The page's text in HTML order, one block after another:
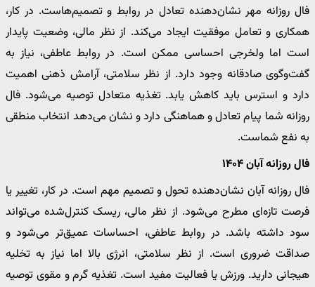
فال روزانه مهر نشان‌دهنده تعادل در روابط و تصمیم‌هاست. در کار،
همکاری و تعامل موفقیت ایجاد می‌کند. از نظر مالی، وضعیت پایدار
است اما ولخرجی احساسی ممکن است. در روابط عاطفی، نیاز به
گفت‌وگوی صادقانه وجود دارد. از نظر سلامتی، آرامش ذهنی اهمیت
دارد و استرس باید کاهش یابد. تغذیه متعادل توصیه می‌شود. فال
روزانه شما پیام تعادل و هماهنگی دارد و نشان می‌دهد انتخاب منطقی
به نفع شماست.
فال روزانه آبان ۱۴۰۴
فال روزانه آبان نشان‌دهنده تحول و تصمیم مهم است. در کار، تغییر یا
فرصت تازه‌ای مطرح می‌شود. از نظر مالی، ریسک کنترل‌شده می‌تواند
سود داشته باشد. در روابط عاطفی، احساسات عمیق‌تر می‌شود و
صداقت ضروری است. از نظر سلامتی، انرژی بالا اما نیاز به تخلیه
هیجانی دارید. ورزش یا فعالیت مفید است. تغذیه گرم و مقوی توصیه